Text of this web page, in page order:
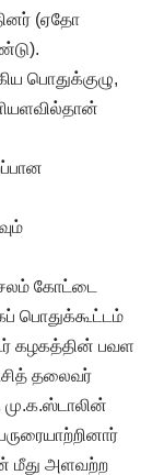
(ஏதோ
பொதுக்குழு,
கோட்டை
பொதுக்கூட்டம்
கழகத்தின் பவள
தலைவர்
மு.க.ஸ்டாலின்
மீது அளவற்ற